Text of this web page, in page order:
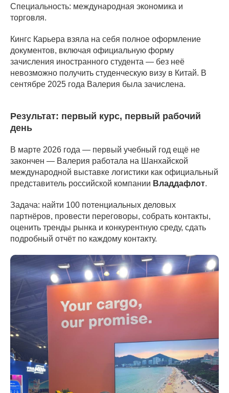
Специальность: международная экономика и
торговля.
Кингс Карьера взяла на себя полное оформление
документов, включая официальную форму
зачисления иностранного студента — без неё
невозможно получить студенческую визу в Китай. В
сентябре 2025 года Валерия была зачислена.
Результат: первый курс, первый рабочий
день
В марте 2026 года — первый учебный год ещё не
закончен — Валерия работала на Шанхайской
международной выставке логистики как официальный
представитель российской компании Владдафлот.
Задача: найти 100 потенциальных деловых
партнёров, провести переговоры, собрать контакты,
оценить тренды рынка и конкурентную среду, сдать
подробный отчёт по каждому контакту.